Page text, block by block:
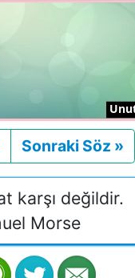
Önceki
Sonraki Söz »
karşı değildir.
Morse